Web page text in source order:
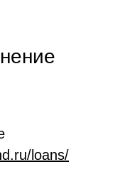
loans/